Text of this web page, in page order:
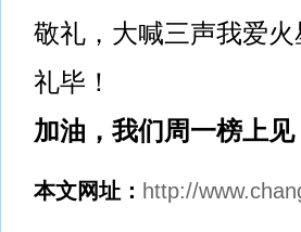
敬礼，大喊三声我爱
礼毕！
加油，我们周一榜上见
本文网址： http://